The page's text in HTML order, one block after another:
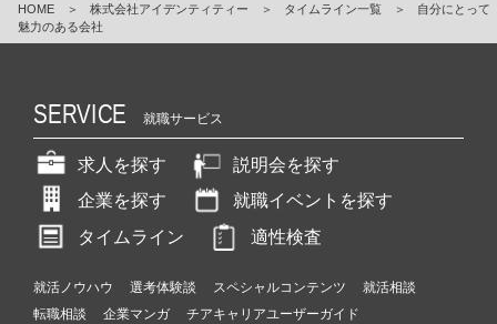
HOME ＞ 株式会社アイデンティティー ＞ タイムライン一覧 ＞
自分にとって
魅力のある会社
SERVICE 就職サービス
求人を探す
説明会を探す
企業を探す
就職イベントを探す
タイムライン
適性検査
就活ノウハウ 選考体験談 スペシャルコンテンツ
就活相談
転職相談
企業マンガ チアキャリアユーザーガイド